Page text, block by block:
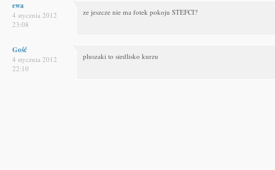
ewa
4 stycznia 2012
23:08
ze jeszcze nie ma fotek pokoju STEFCI?
Gość
4 stycznia 2012
22:10
pluszaki to siedlisko kurzu